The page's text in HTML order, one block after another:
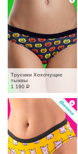
Трусики Хохочущие
тыквы
1 190 Р